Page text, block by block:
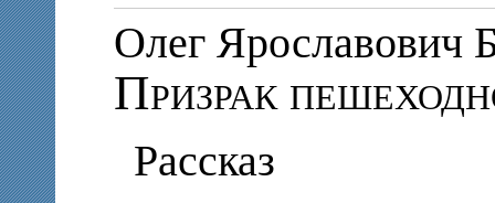
Олег
Призрак
Рассказ